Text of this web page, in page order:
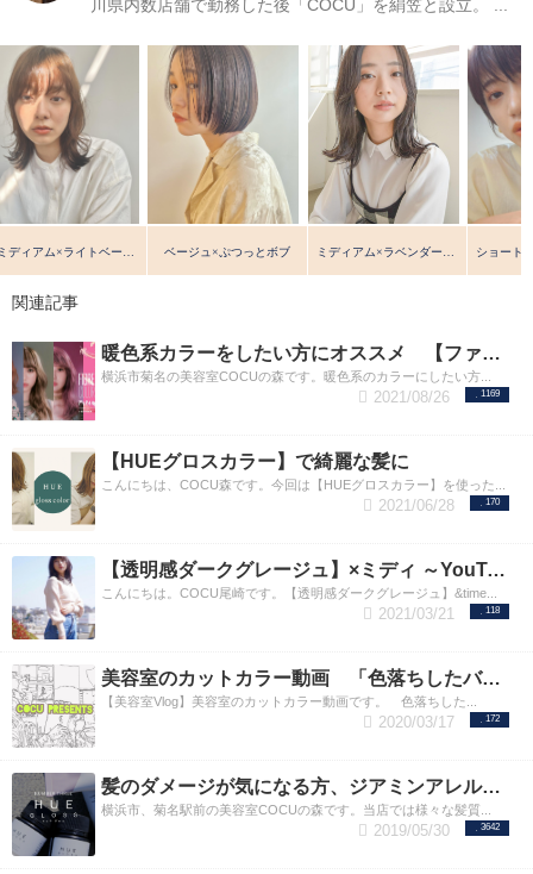
川県内数店舗で勤務した後「COCU」を絹笠と設立。 ...
ベージュ×ぷつっとボブ
関連記事
暖色系カラーをしたい方にオススメ 【ファイバープレックスカラー ピラミンゴ】
横浜市菊名の美容室COCUの森です。暖色系のカラーにしたい方...
1169
2021/08/26
【HUEグロスカラー】で綺麗な髪に
こんにちは、COCU森です。今回は【HUEグロスカラー】を使った...
170
2021/06/28
【透明感ダークグレージュ】×ミディ ～YouTube～
こんにちは。COCU尾崎です。【透明感ダークグレージュ】&time...
118
2021/03/21
美容室のカットカラー動画 「色落ちしたバレイヤージュ をいかして綺麗なブルージュ+ミディアムヘアにデザイン。」 横浜菊名の美容室【COCU】
【美容室Vlog】美容室のカットカラー動画です。 色落ちした...
172
2020/03/17
髪のダメージが気になる方、ジアミンアレルギーでお悩みの方におすすめの「HUE」カラー
横浜市、菊名駅前の美容室COCUの森です。当店では様々な髪質...
3642
2019/05/30